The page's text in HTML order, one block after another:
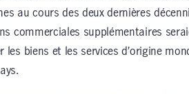
au cours des deux dernières
commerciales supplémentaires
les biens et les services d’origine